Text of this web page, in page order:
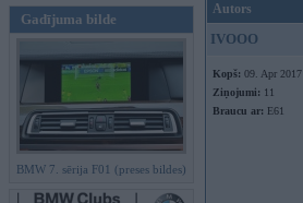
Gadījuma bilde
BMW 7. sērija F01 (preses bildes)
Autors
IVOOO
Kopš: 09. Apr 2017
Ziņojumi: 11
Braucu ar: E61